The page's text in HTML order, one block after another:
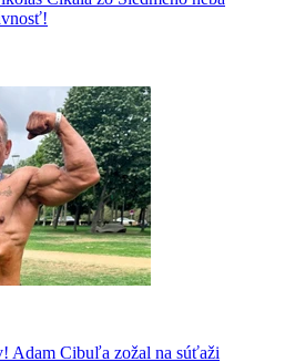
Adam Cibuľa zožal na súťaži